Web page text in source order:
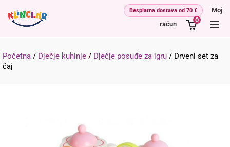
Moj
račun
0
Početna / Dječje kuhinje / Dječje posuđe za igru / Drveni set za
čaj